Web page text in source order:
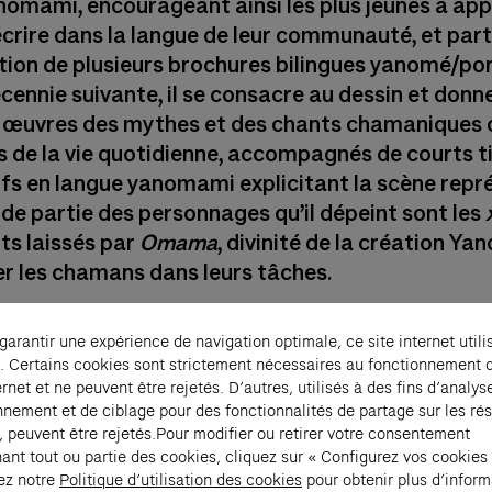
encourageant ainsi les plus jeunes à
dans la langue de leur communauté, et
de plusieurs brochures bilingues yanomé/
suivante, il se consacre au dessin et
œuvres des mythes et des chants chamaniques
de la vie quotidienne, accompagnés de courts
en langue yanomami explicitant la scène
partie des personnages qu’il dépeint sont les
laissés par Omama, divinité de la création
les chamans dans leurs tâches.
le travail de Joseca Yanomami a été exposé
institutions artistiques au Brésil et à
une expérience de navigation optimale, ce site internet
Certains cookies sont strictement nécessaires au fonctionnement
et ne peuvent être rejetés. D’autres, utilisés à des fins
et de ciblage pour des fonctionnalités de partage sur les
peuvent être rejetés.Pour modifier ou retirer votre consentement
tout ou partie des cookies, cliquez sur « Configurez vos cookies
notre Politique d’utilisation des cookies pour obtenir plus